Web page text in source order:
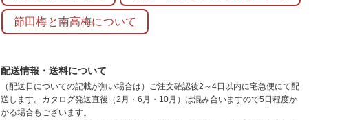
節田梅と南高梅について
配送情報・送料について
（配送日についての記載が無い場合は）ご注文確認後2～4日以内に宅急便にて配
送します。カタログ発送直後（2月・6月・10月）は混み合いますので5日程度か
かる場合もございます。